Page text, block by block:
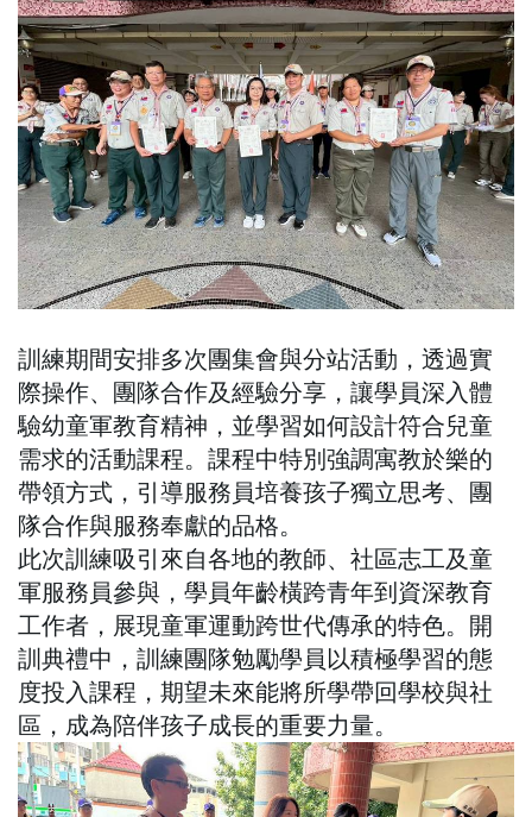
訓練期間安排多次團集會與分站活動，透過實
際操作、團隊合作及經驗分享，讓學員深入體
驗幼童軍教育精神，並學習如何設計符合兒童
需求的活動課程。課程中特別強調寓教於樂的
帶領方式，引導服務員培養孩子獨立思考、團
隊合作與服務奉獻的品格。
此次訓練吸引來自各地的教師、社區志工及童
軍服務員參與，學員年齡橫跨青年到資深教育
工作者，展現童軍運動跨世代傳承的特色。開
訓典禮中，訓練團隊勉勵學員以積極學習的態
度投入課程，期望未來能將所學帶回學校與社
區，成為陪伴孩子成長的重要力量。